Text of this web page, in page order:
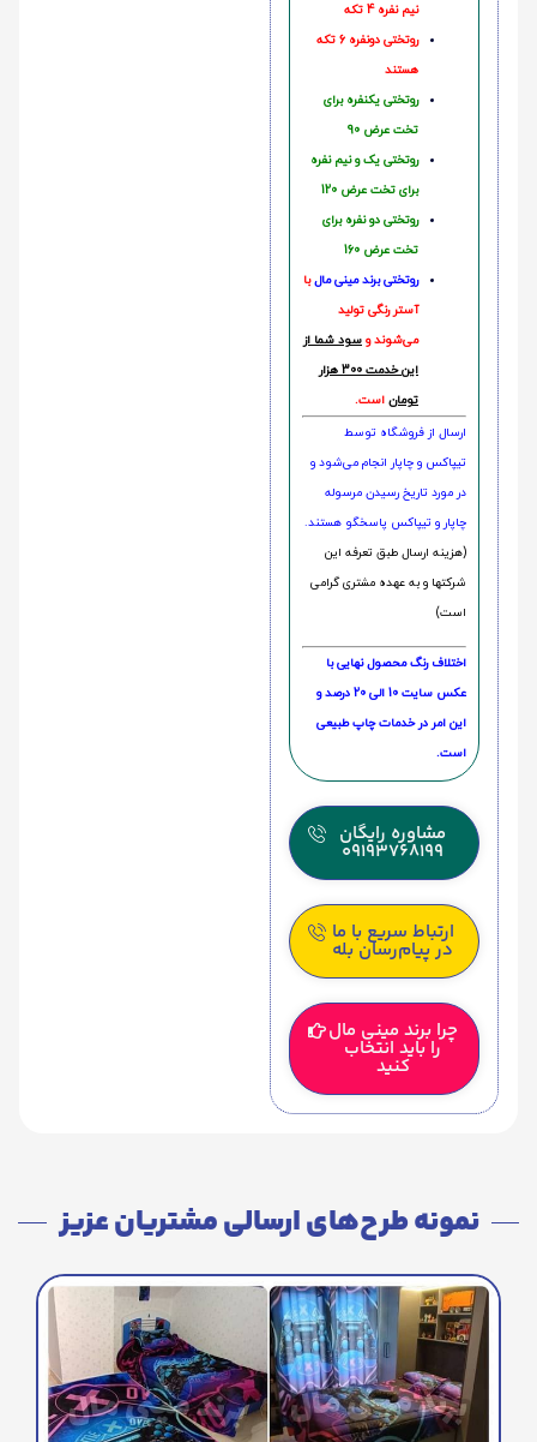
نیم نفره 4 تکه
روتختی دونفره 6 تکه
هستند
روتختی یکنفره برای
تخت عرض 90
روتختی یک و نیم نفره
برای تخت عرض 120
روتختی دو نفره برای
تخت عرض 160
روتختی‌ برند مینی مالبا
آستر رنگی تولید
می‌شوند و سود شما از
این خدمت 300 هزار
تومان است.
ارسال از فروشگاه توسط
تیپاکس و چاپار انجام می‌شود و
در مورد تاریخ رسیدن مرسوله
چاپار و تیپاکس پاسخگو هستند.
(هزینه ارسال طبق تعرفه این
شرکتها و به عهده مشتری گرامی
است)
اختلاف رنگ محصول نهایی با
عکس سایت 10 الی 20 درصد و
این امر در خدمات چاپ طبیعی
است.
مشاوره رایگان
09193768199
ارتباط سریع با ما
در پیام‌رسان بله
چرا برند مینی مال
را باید انتخاب
کنید
نمونه طرح‌های ارسالی مشتریان عزیز